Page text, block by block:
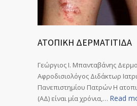
ΑΤΟΠΙΚΗ ΔΕΡΜΑΤΙΤΙΔΑ
Γεώργιος Ι. Μπανταβάνης
Αφροδισιολόγος Διδάκτωρ
Πανεπιστημίου Πατρών Η
(ΑΔ) είναι μία χρόνια,… Read